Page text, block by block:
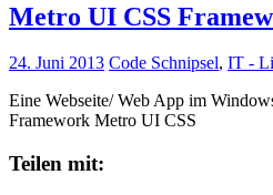
Metro UI CSS
24. Juni 2013 Code Schnipsel, IT -
Eine Webseite/ Web App im
Framework Metro UI CSS
Teilen mit: